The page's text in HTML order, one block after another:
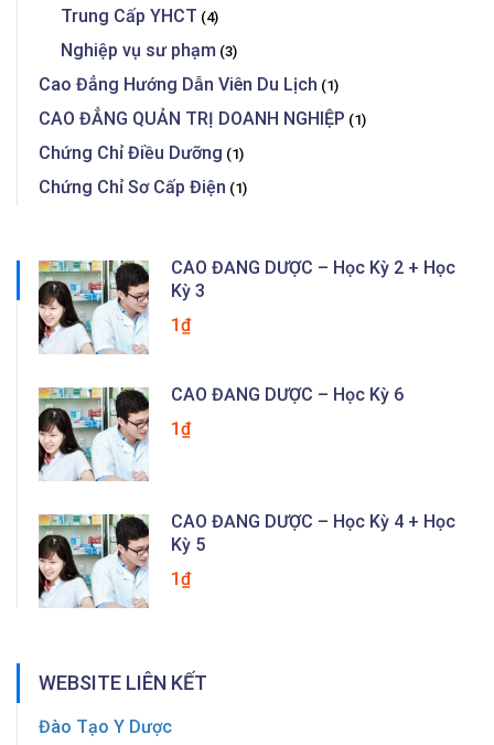
Trung Cấp YHCT (4)
Nghiệp vụ sư phạm (3)
Cao Đẳng Hướng Dẫn Viên Du Lịch (1)
CAO ĐẲNG QUẢN TRỊ DOANH NGHIỆP (1)
Chứng Chỉ Điều Dưỡng (1)
Chứng Chỉ Sơ Cấp Điện (1)
CAO ĐẲNG DƯỢC – Học Kỳ 2 + Học
Kỳ 3
1₫
CAO ĐẲNG DƯỢC – Học Kỳ 6
1₫
CAO ĐẲNG DƯỢC – Học Kỳ 4 + Học
Kỳ 5
1₫
WEBSITE LIÊN KẾT
Đào Tạo Y Dược